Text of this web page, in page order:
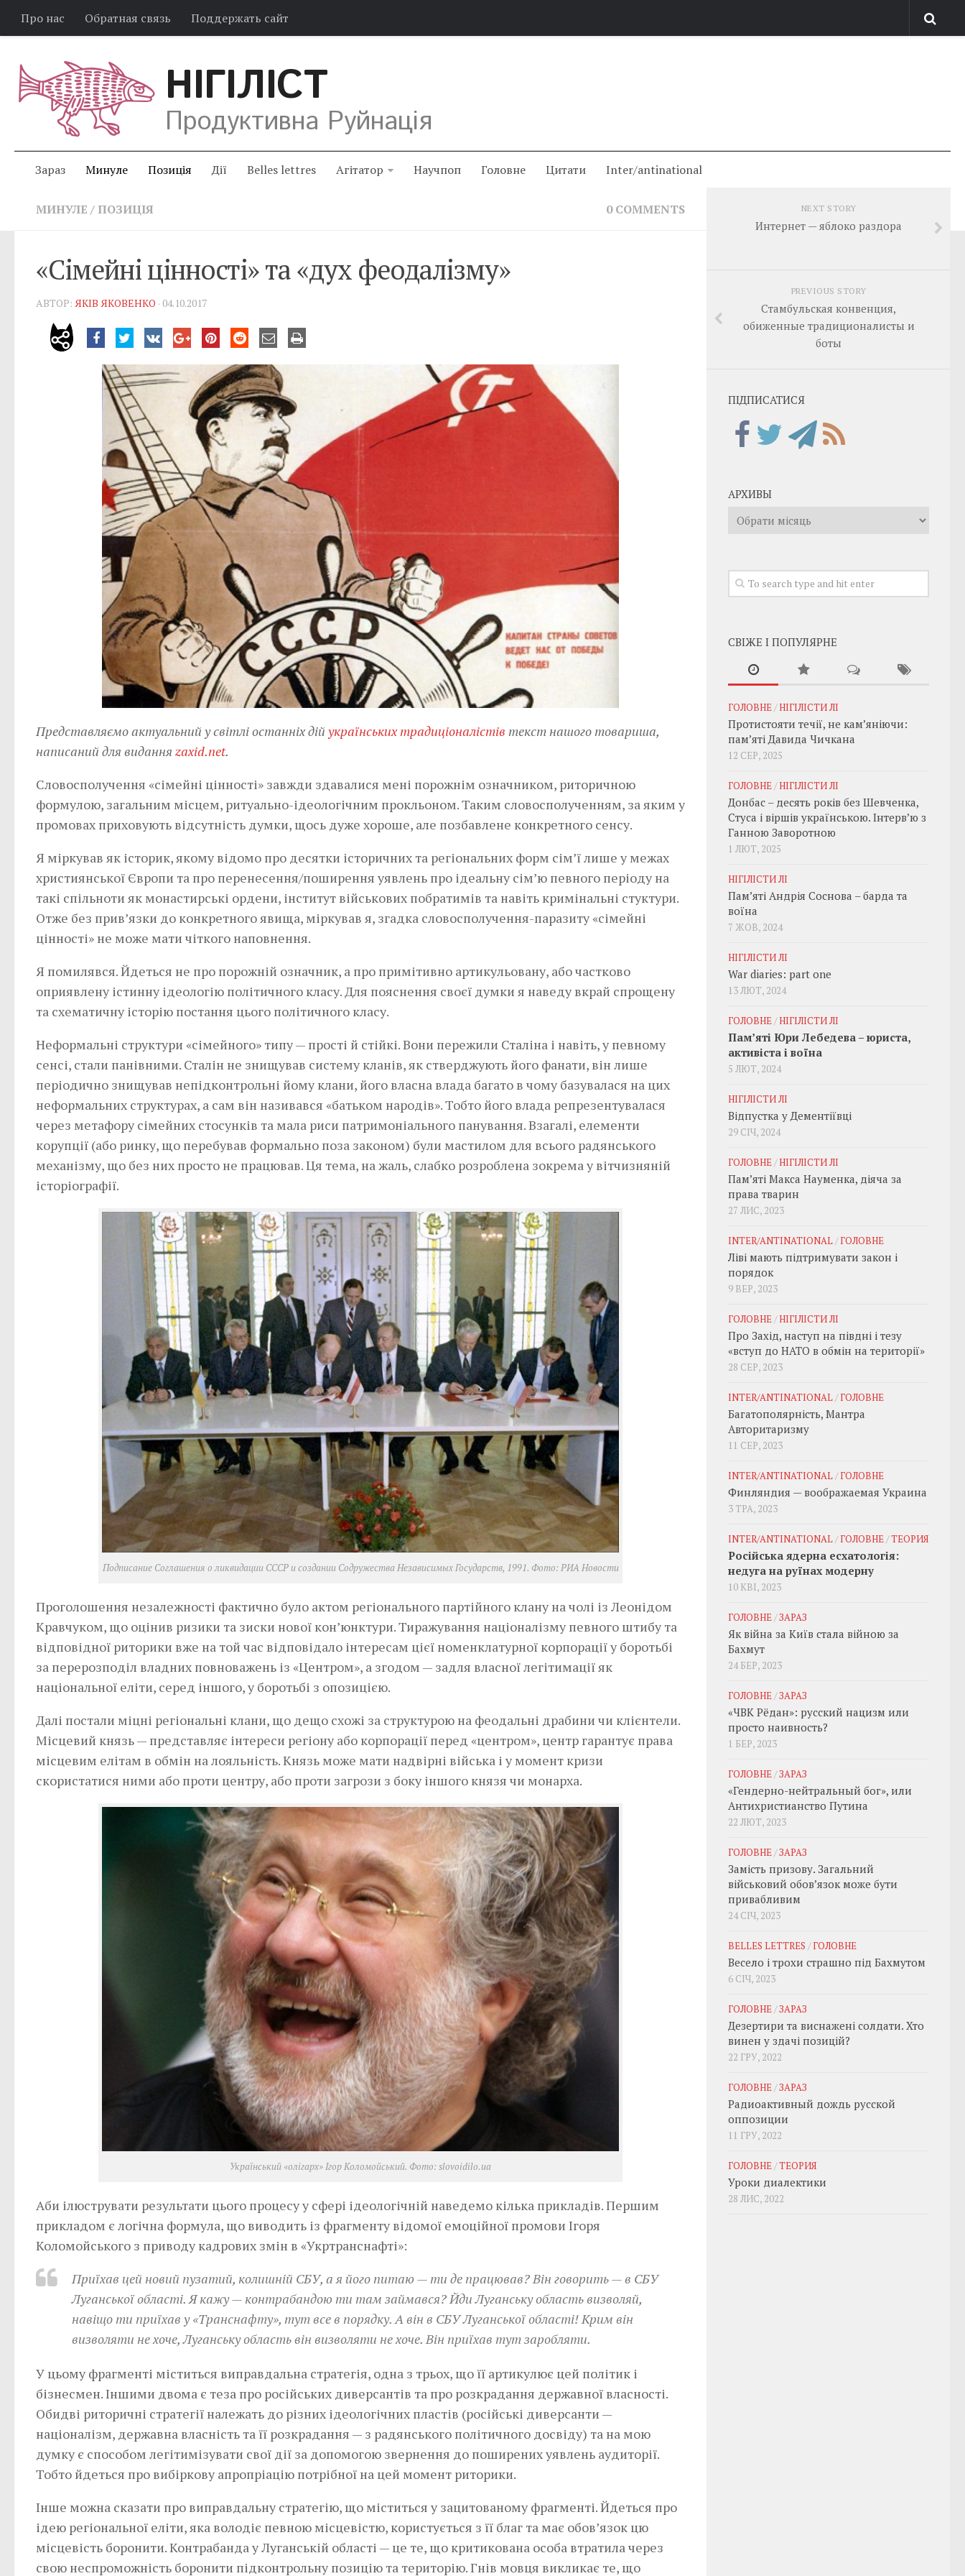
Про нас Обратная связь Поддержать сайт
НІГІЛІСТ
Продуктивна Руйнація
Зараз Минуле Позиція Дії Belles lettres Агітатор Научпоп Головне Цитати Inter/antinational
МИНУЛЕ / ПОЗИЦІЯ 0 COMMENTS
«Сімейні цінності» та «дух феодалізму»
АВТОР: ЯКІВ ЯКОВЕНКО · 04.10.2017
Представляємо актуальний у світлі останніх дій українських традиціоналістів текст нашого товариша,
написаний для виданняzaxid.net.
Словосполучення «сімейні цінності» завжди здавалися мені порожнім означником, риторичною
формулою, загальним місцем, ритуально-ідеологічним прокльоном. Таким словосполученням, за яким у
промовах приховують відсутність думки, щось дуже хороше, але позбавлене конкретного сенсу.
Я міркував як історик, якому відомо про десятки історичних та регіональних форм сім’ї лише у межах
християнської Європи та про перенесення/поширення уявлень про ідеальну сім’ю певного періоду на
такі спільноти як монастирські ордени, інститут військових побратимів та навіть кримінальні стуктури.
Отже без прив’язки до конкретного явища, міркував я, згадка словосполучення-паразиту «сімейні
цінності» не може мати чіткого наповнення.
Я помилявся. Йдеться не про порожній означник, а про примітивно артикульовану, або частково
оприявлену істинну ідеологію політичного класу. Для пояснення своєї думки я наведу вкрай спрощену
та схематичну історію постання цього політичного класу.
Неформальні структури «сімейного» типу — прості й стійкі. Вони пережили Сталіна і навіть, у певному
сенсі, стали панівними. Сталін не знищував систему кланів, як стверджують його фанати, він лише
періодично знищував непідконтрольні йому клани, його власна влада багато в чому базувалася на цих
неформальних структурах, а сам він називався «батьком народів». Тобто його влада репрезентувалася
через метафору сімейних стосунків та мала риси патримоніального панування. Взагалі, елементи
корупції (або ринку, що перебував формально поза законом) були мастилом для всього радянського
механізму, що без них просто не працював. Ця тема, на жаль, слабко розроблена зокрема у вітчизняній
історіографії.
Подписание Соглашения о ликвидации СССР и создании Содружества Независимых Государств, 1991. Фото: РИА Новости
Проголошення незалежності фактично було актом регіонального партійного клану на чолі із Леонідом
Кравчуком, що оцінив ризики та зиски нової кон’юнктури. Тиражування націоналізму певного штибу та
відповідної риторики вже на той час відповідало інтересам цієї номенклатурної корпорації у боротьбі
за перерозподіл владних повноважень із «Центром», а згодом — задля власної легітимації як
національної еліти, серед іншого, у боротьбі з опозицією.
Далі постали міцні регіональні клани, що дещо схожі за структурою на феодальні драбини чи клієнтели.
Місцевий князь — представляє інтереси регіону або корпорації перед «центром», центр гарантує права
місцевим елітам в обмін на лояльність. Князь може мати надвірні війська і у момент кризи
скористатися ними або проти центру, або проти загрози з боку іншого князя чи монарха.
Український «олігарх» Ігор Коломойський. Фото: slovoidilo.ua
Аби ілюструвати результати цього процесу у сфері ідеологічній наведемо кілька прикладів. Першим
прикладом є логічна формула, що виводить із фрагменту відомої емоційної промови Ігоря
Коломойського з приводу кадрових змін в «Укртранснафті»:
Приїхав цей новий пузатий, колишній СБУ, а я його питаю — ти де працював? Він говорить — в СБУ
Луганської області. Я кажу — контрабандою ти там займався? Йди Луганську область визволяй,
навіщо ти приїхав у «Транснафту», тут все в порядку. А він в СБУ Луганської області! Крим він
визволяти не хоче, Луганську область він визволяти не хоче. Він приїхав тут заробляти.
У цьому фрагменті міститься виправдальна стратегія, одна з трьох, що її артикулює цей політик і
бізнесмен. Іншими двома є теза про російських диверсантів та про розкрадання державної власності.
Обидві риторичні стратегії належать до різних ідеологічних пластів (російські диверсанти —
націоналізм, державна власність та її розкрадання — з радянського політичного досвіду) та на мою
думку є способом легітимізувати свої дії за допомогою звернення до поширених уявлень аудиторії.
Тобто йдеться про вибіркову апропріацію потрібної на цей момент риторики.
Інше можна сказати про виправдальну стратегію, що міститься у зацитованому фрагменті. Йдеться про
ідею регіональної еліти, яка володіє певною місцевістю, користується з її благ та має обов’язок цю
місцевість боронити. Контрабанда у Луганській області — це те, що критикована особа втратила через
свою неспроможність боронити підконтрольну позицію та територію. Гнів мовця викликає те, що
NEXT STORY
Интернет — яблоко раздора
PREVIOUS STORY
Стамбульская конвенция,
обиженные традиционалисты и
боты
ПІДПИСАТИСЯ
АРХИВЫ
Архивы
СВІЖЕ І ПОПУЛЯРНЕ
ГОЛОВНЕ/НІГІЛІСТИ ЛІ
Протистояти течії, не кам’яніючи:
пам’яті Давида Чичкана
12 СЕР, 2025
ГОЛОВНЕ/НІГІЛІСТИ ЛІ
Донбас – десять років без Шевченка,
Стуса і віршів українською. Інтерв’ю з
Ганною Заворотною
1 ЛЮТ, 2025
НІГІЛІСТИ ЛІ
Пам’яті Андрія Соснова – барда та
воїна
7 ЖОВ, 2024
НІГІЛІСТИ ЛІ
War diaries: part one
13 ЛЮТ, 2024
ГОЛОВНЕ/НІГІЛІСТИ ЛІ
Пам’яті Юри Лебедева – юриста,
активіста і воїна
5 ЛЮТ, 2024
НІГІЛІСТИ ЛІ
Відпустка у Дементіївці
29 СІЧ, 2024
ГОЛОВНЕ/НІГІЛІСТИ ЛІ
Пам’яті Макса Науменка, діяча за
права тварин
27 ЛИС, 2023
INTER/ANTINATIONAL/ГОЛОВНЕ
Ліві мають підтримувати закон і
порядок
9 ВЕР, 2023
ГОЛОВНЕ/НІГІЛІСТИ ЛІ
Про Захід, наступ на півдні і тезу
«вступ до НАТО в обмін на території»
28 СЕР, 2023
INTER/ANTINATIONAL/ГОЛОВНЕ
Багатополярність, Мантра
Авторитаризму
11 СЕР, 2023
INTER/ANTINATIONAL/ГОЛОВНЕ
Финляндия — воображаемая Украина
3 ТРА, 2023
INTER/ANTINATIONAL/ГОЛОВНЕ/ТЕОРИЯ
Російська ядерна есхатологія:
недуга на руїнах модерну
10 КВІ, 2023
ГОЛОВНЕ/ЗАРАЗ
Як війна за Київ стала війною за
Бахмут
24 БЕР, 2023
ГОЛОВНЕ/ЗАРАЗ
«ЧВК Рёдан»: русский нацизм или
просто наивность?
1 БЕР, 2023
ГОЛОВНЕ/ЗАРАЗ
«Гендерно-нейтральный бог», или
Антихристианство Путина
22 ЛЮТ, 2023
ГОЛОВНЕ/ЗАРАЗ
Замість призову. Загальний
військовий обовʼязок може бути
привабливим
24 СІЧ, 2023
BELLES LETTRES /ГОЛОВНЕ
Весело і трохи страшно під Бахмутом
6 СІЧ, 2023
ГОЛОВНЕ/ЗАРАЗ
Дезертири та виснажені солдати. Хто
винен у здачі позицій?
22 ГРУ, 2022
ГОЛОВНЕ/ЗАРАЗ
Радиоактивный дождь русской
оппозиции
11 ГРУ, 2022
ГОЛОВНЕ/ТЕОРИЯ
Уроки диалектики
28 ЛИС, 2022